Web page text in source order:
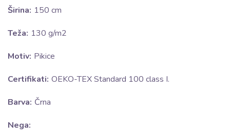
Širina: 150 cm
Teža: 130 g/m2
Motiv: Pikice
Certifikati: OEKO-TEX Standard 100 class I.
Barva: Črna
Nega: